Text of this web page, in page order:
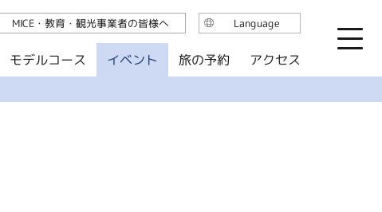
モデルコース イベント 旅の予約 アクセス
MICE・教育・観光事業者の皆様へ Language
English
简体中文